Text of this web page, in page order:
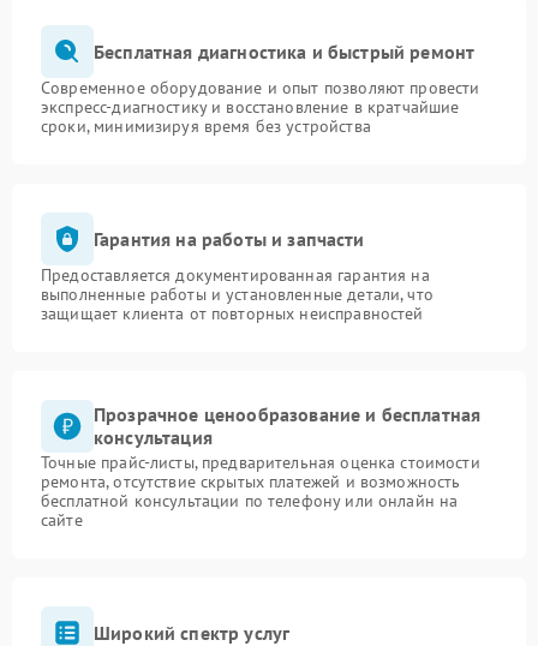
Бесплатная диагностика и быстрый ремонт
Современное оборудование и опыт позволяют провести
экспресс-диагностику и восстановление в кратчайшие
сроки, минимизируя время без устройства
Гарантия на работы и запчасти
Предоставляется документированная гарантия на
выполненные работы и установленные детали, что
защищает клиента от повторных неисправностей
Прозрачное ценообразование и бесплатная
консультация
Точные прайс-листы, предварительная оценка стоимости
ремонта, отсутствие скрытых платежей и возможность
бесплатной консультации по телефону или онлайн на
сайте
Широкий спектр услуг